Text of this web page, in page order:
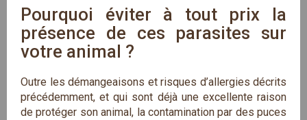
Pourquoi éviter à tout prix la
présence de ces parasites sur
votre animal ?
Outre les démangeaisons et risques d’allergies décrits
précédemment, et qui sont déjà une excellente raison
de protéger son animal, la contamination par des puces